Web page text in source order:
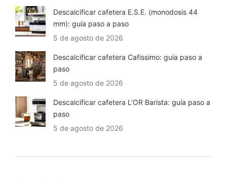
Descalcificar cafetera E.S.E. (monodosis 44
mm): guía paso a paso
5 de agosto de 2026
Descalcificar cafetera Cafissimo: guía paso a
paso
5 de agosto de 2026
Descalcificar cafetera L’OR Barista: guía paso a
paso
5 de agosto de 2026